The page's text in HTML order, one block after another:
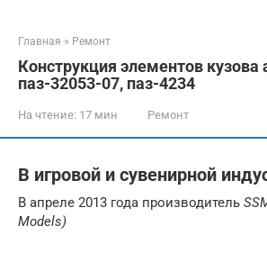
Главная » Ремонт
Конструкция элементов кузова
паз-32053-07, паз-4234
На чтение: 17 мин Ремонт
В игровой и сувенирной
В апреле 2013 года производитель
Models)